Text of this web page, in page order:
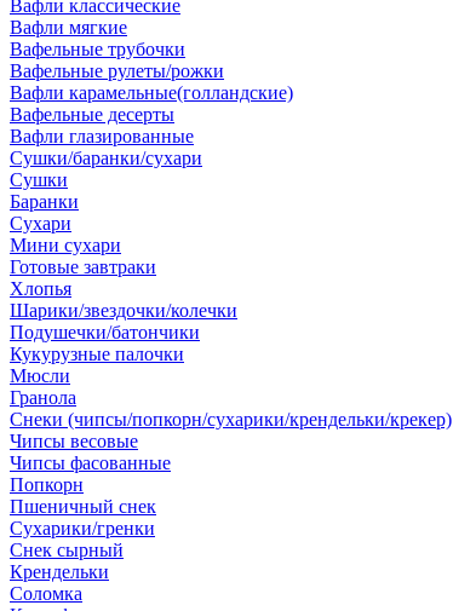
Вафли классические
Вафли мягкие
Вафельные трубочки
Вафельные рулеты/рожки
Вафли карамельные(голландские)
Вафельные десерты
Вафли глазированные
Сушки/баранки/сухари
Сушки
Баранки
Сухари
Мини сухари
Готовые завтраки
Хлопья
Шарики/звездочки/колечки
Подушечки/батончики
Кукурузные палочки
Мюсли
Гранола
Снеки (чипсы/попкорн/сухарики/крендельки/крекер)
Чипсы весовые
Чипсы фасованные
Попкорн
Пшеничный снек
Сухарики/гренки
Снек сырный
Крендельки
Соломка